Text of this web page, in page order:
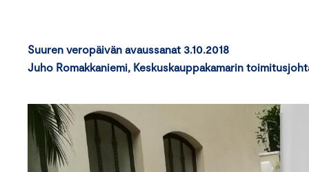
Suuren veropäivän avaussanat 3.10.2018
Juho Romakkaniemi, Keskuskauppakamarin